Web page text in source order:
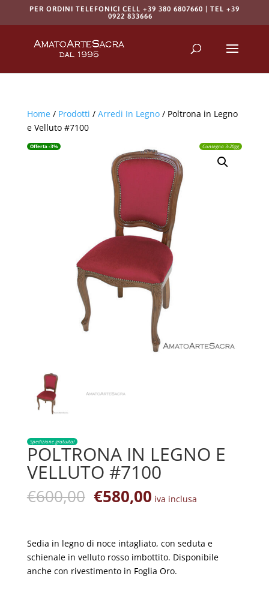
PER ORDINI TELEFONICI CELL +39 380 6807660 | TEL +39
0922 833666
Home/ Prodotti / Arredi In Legno/ Poltrona in Legno
e Velluto #7100
Offerta -3% Consegna 3-20gg
Spedizione gratuita!
POLTRONA IN LEGNO E
VELLUTO #7100
€600,00 Il
prezzo
era:
€600,00.
€580,00Il
prezzo
è:
€580,00.
iva inclusa
Sedia in legno di noce intagliato, con seduta e
schienale in velluto rosso imbottito. Disponibile
anche con rivestimento in Foglia Oro.